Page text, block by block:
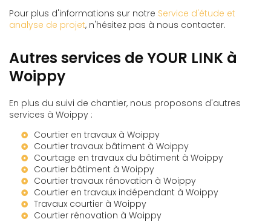
Pour plus d'informations sur notre Service d'étude et
analyse de projet, n'hésitez pas à nous contacter.
Autres services de YOUR LINK à
Woippy
En plus du suivi de chantier, nous proposons d'autres
services à Woippy :
Courtier en travaux à Woippy
Courtier travaux bâtiment à Woippy
Courtage en travaux du bâtiment à Woippy
Courtier bâtiment à Woippy
Courtier travaux rénovation à Woippy
Courtier en travaux indépendant à Woippy
Travaux courtier à Woippy
Courtier rénovation à Woippy